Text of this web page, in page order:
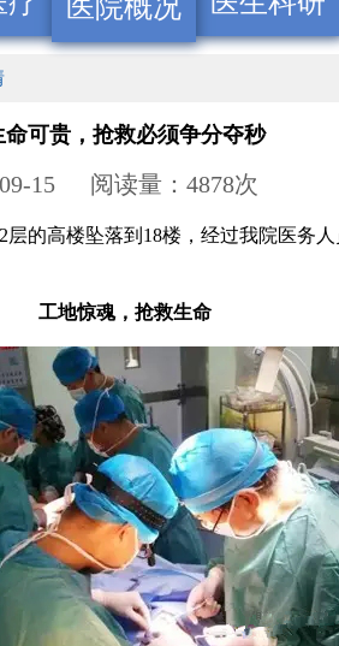
医院概况
命可贵，抢救必须争分夺秒
15 阅读量：4878次
层的高楼坠落到18楼，经过我院医务
工地惊魂，抢救生命